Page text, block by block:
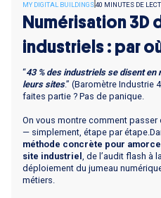
MY DIGITAL BUILDINGS40 MINUTES DE
Numérisation 3D
industriels : par
“43 % des industriels se disent
leurs sites.” (Baromètre Industrie
faites partie ? Pas de panique.
On vous montre comment
— simplement, étape par
méthode concrète pour
site industriel , de l’audit flash à
déploiement du jumeau
métiers.